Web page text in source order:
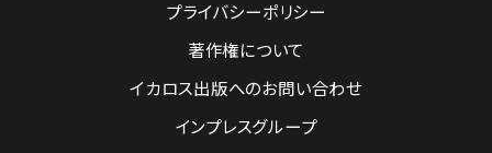
プライバシーポリシー
著作権について
イカロス出版へのお問い合わせ
インプレスグループ